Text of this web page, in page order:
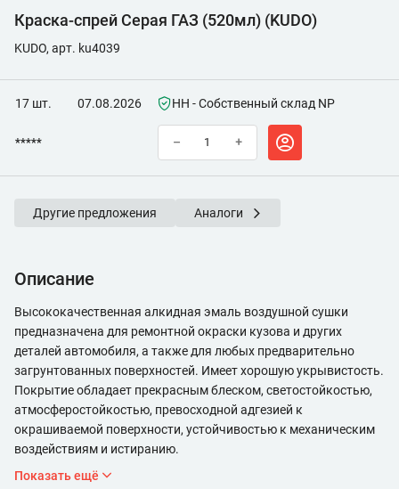
Краска-спрей Серая ГАЗ (520мл) (KUDO)
KUDO, арт. ku4039
17 шт. 07.08.2026 НН - Собственный склад NP
***** – +
Другие предложения Аналоги
Описание
Высококачественная алкидная эмаль воздушной сушки
предназначена для ремонтной окраски кузова и других
деталей автомобиля, а также для любых предварительно
загрунтованных поверхностей. Имеет хорошую укрывистость.
Покрытие обладает прекрасным блеском, светостойкостью,
атмосферостойкостью, превосходной адгезией к
окрашиваемой поверхности, устойчивостью к механическим
воздействиям и истиранию.
Показать ещё